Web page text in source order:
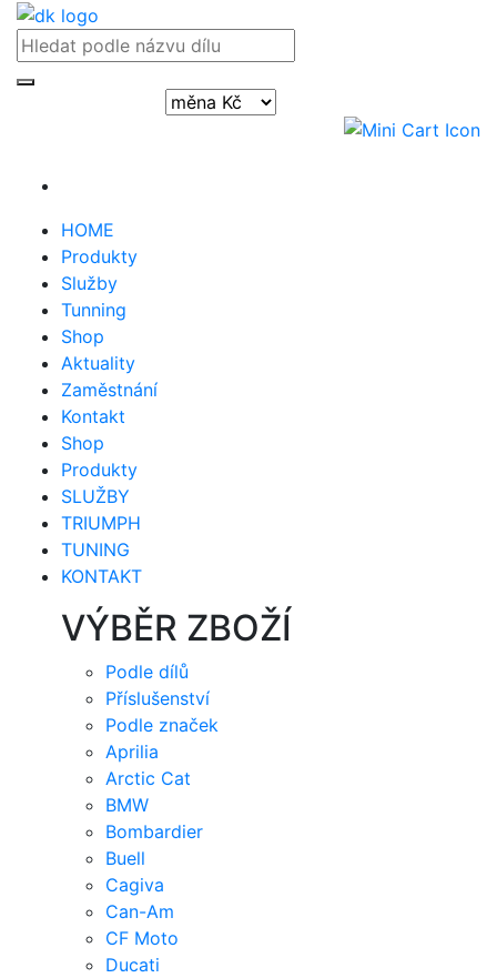
HOME
Produkty
Služby
Tunning
Shop
Aktuality
Zaměstnání
Kontakt
Shop
Produkty
SLUŽBY
TRIUMPH
TUNING
KONTAKT
VÝBĚR ZBOŽÍ
Podle dílů
Příslušenství
Podle značek
Aprilia
Arctic Cat
BMW
Bombardier
Buell
Cagiva
Can-Am
CF Moto
Ducati